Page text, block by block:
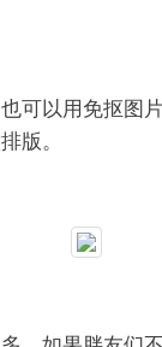
可以用免抠图
版。